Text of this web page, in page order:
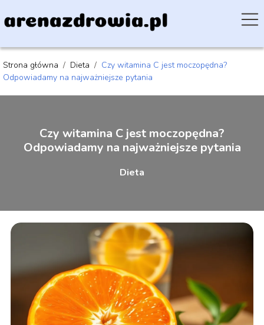
Strona główna / Dieta / Czy witamina C jest moczopędna?
Odpowiadamy na najważniejsze pytania
Czy witamina C jest moczopędna?
Odpowiadamy na najważniejsze pytania
Dieta